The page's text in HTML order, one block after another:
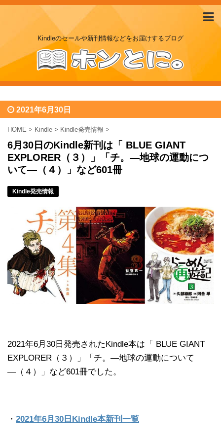
Kindleのセールや新刊情報などをお届けするブログ
2021年6月30日
HOME > Kindle > Kindle発売情報 >
6月30日のKindle新刊は「 BLUE GIANT
EXPLORER（３）」「チ。―地球の運動につ
いて―（４）」など601冊
Kindle発売情報
2021年6月30日発売されたKindle本は「 BLUE GIANT
EXPLORER（３）」「チ。―地球の運動について
―（４）」など601冊でした。
・ 2021年6月30日Kindle本新刊一覧